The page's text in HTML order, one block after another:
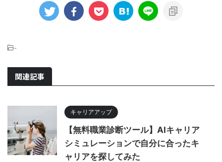
-
関連記事
キャリアアップ
【無料職業診断ツール】AIキャリア
シミュレーションで自分に合ったキ
ャリアを探してみた